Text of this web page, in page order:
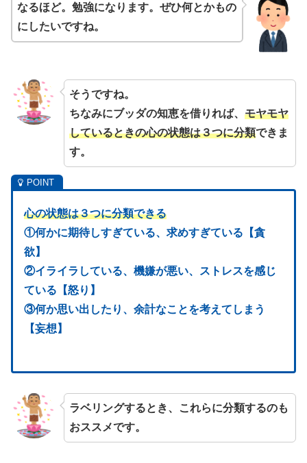
なるほど。勉強になります。ぜひ何とかもの
にしたいですね。
そうですね。
ちなみにブッダの知恵を借りれば、 モヤモヤ
しているときの心の状態は３つに分類できま
す。
心の状態は３つに分類できる
①何かに期待しすぎている、求めすぎている【貪
欲】
②イライラしている、機嫌が悪い、ストレスを感じ
ている【怒り】
③何か思い出したり、余計なことを考えてしまう
【妄想】
ラベリングするとき、これらに分類するのも
おススメです。